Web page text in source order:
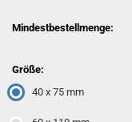
Mindestbestellmenge:
Größe:
40 x 75 mm